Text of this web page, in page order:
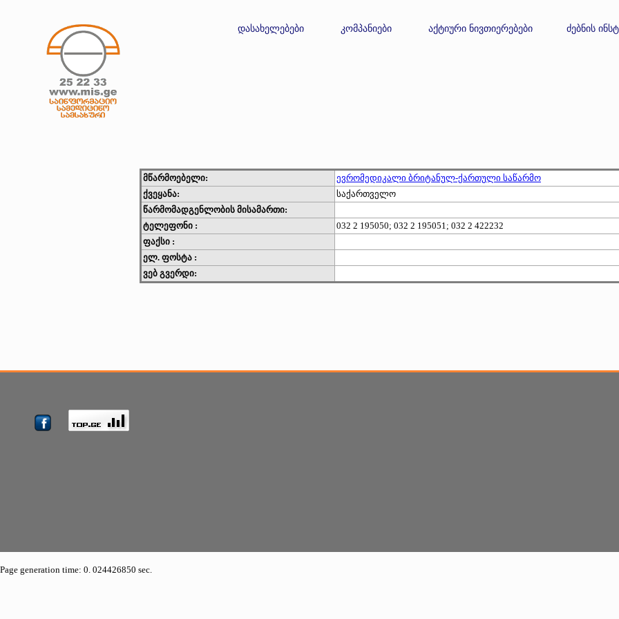
დასახელებები კომპანიები აქტიური ნივთიერებები ძებნის
მწარმოებელი:
ევრომედიკალი ბრიტანულ-ქართული საწარმო
ქვეყანა:
საქართველო
წარმომადგენლობის მისამართი:
ტელეფონი :
032 2 195050; 032 2 195051; 032 2 422232
ფაქსი :
ელ. ფოსტა :
ვებ გვერდი:
Page generation time: 0. 024426850 sec.